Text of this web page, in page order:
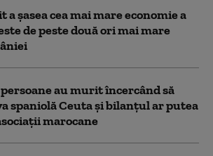
a șasea cea mai mare economie a
de peste două ori mai mare
persoane au murit încercând să
spaniolă Ceuta şi bilanţul ar putea
marocane